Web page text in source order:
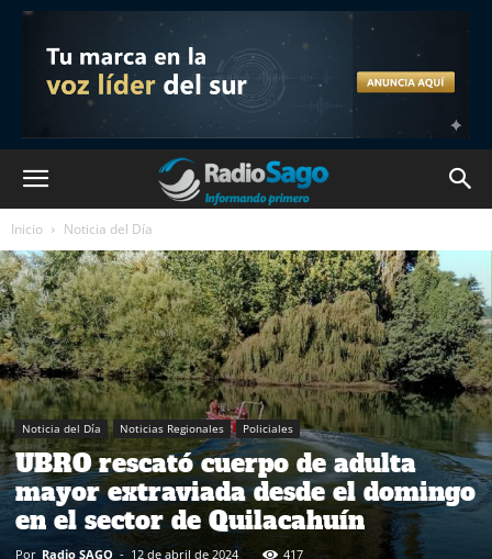
Inicio Noticia del Día
Noticia del Día Noticias Regionales Policiales
UBRO rescató cuerpo de adulta
mayor extraviada desde el domingo
en el sector de Quilacahuín
Por Radio SAGO - 12 de abril de 2024 417